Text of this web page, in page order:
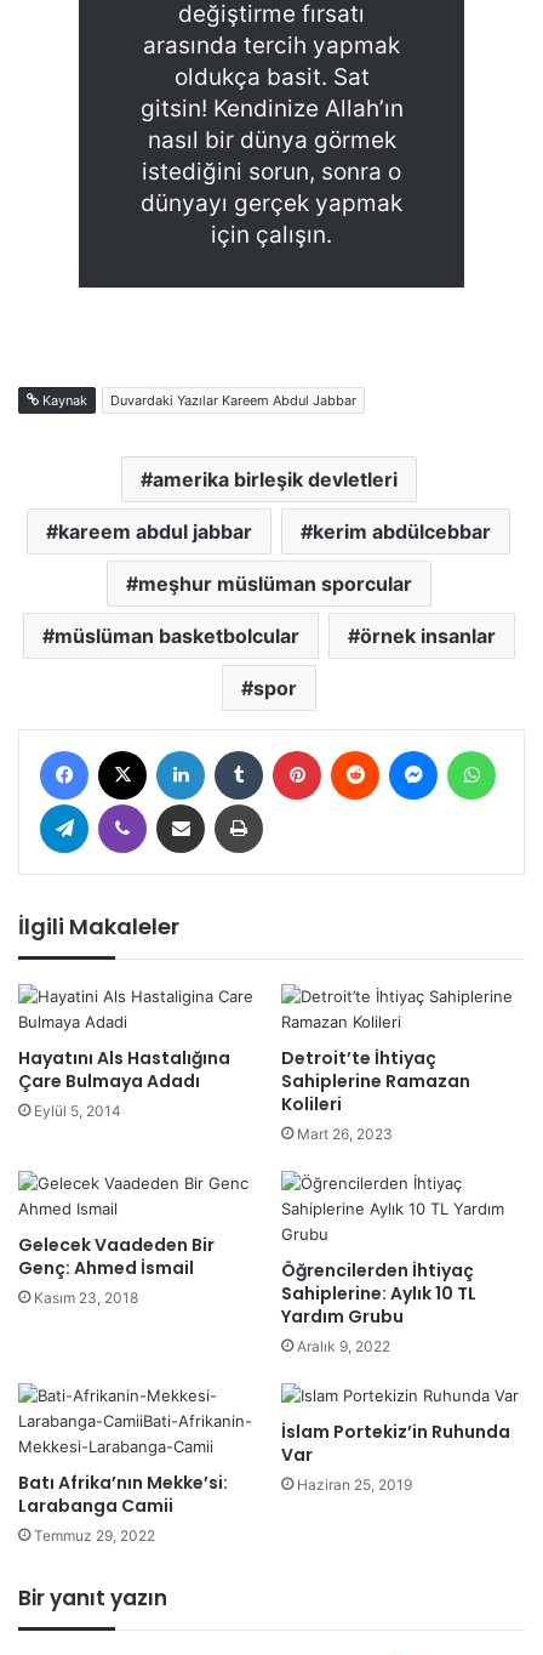
değiştirme fırsatı
arasında tercih yapmak
oldukça basit. Sat
gitsin! Kendinize Allah’ın
nasıl bir dünya görmek
istediğini sorun, sonra o
dünyayı gerçek yapmak
için çalışın.
Kaynak Duvardaki Yazılar Kareem Abdul Jabbar
amerika birleşik devletleri
kareem abdul jabbar kerim abdülcebbar
meşhur müslüman sporcular
müslüman basketbolcular örnek insanlar
spor
Facebook LinkedIn Tumblr Pinterest Reddit Messenger
Telegram Viber E-Posta ile paylaş Yazdır
İlgili Makaleler
Hayatını Als Hastalığına
Çare Bulmaya Adadı
Eylül 5, 2014
Detroit’te İhtiyaç
Sahiplerine Ramazan
Kolileri
Mart 26, 2023
Gelecek Vaadeden Bir
Genç: Ahmed İsmail
Kasım 23, 2018
Öğrencilerden İhtiyaç
Sahiplerine: Aylık 10 TL
Yardım Grubu
Aralık 9, 2022
Batı Afrika’nın Mekke’si:
Larabanga Camii
Temmuz 29, 2022
İslam Portekiz’in Ruhunda
Var
Haziran 25, 2019
Bir yanıt yazın